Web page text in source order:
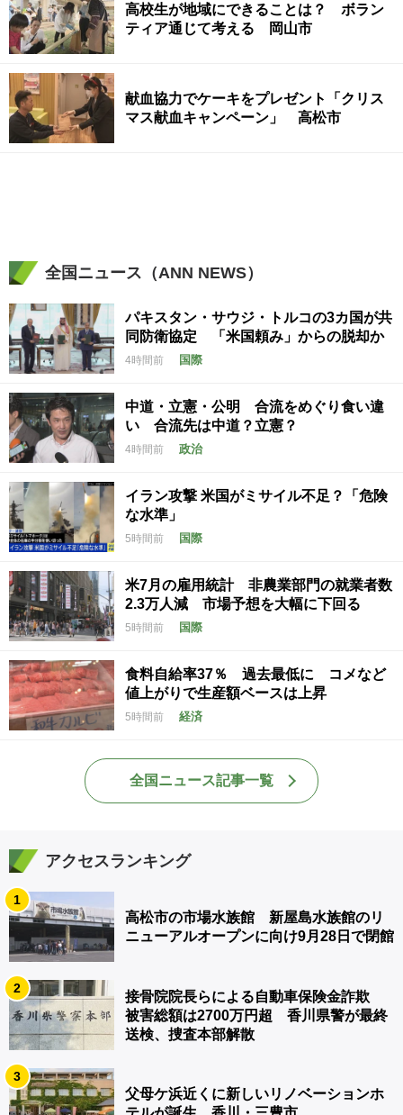
高校生が地域にできることは？ ボラン
ティア通じて考える 岡山市
献血協力でケーキをプレゼント「クリス
マス献血キャンペーン」 高松市
全国ニュース（ANN NEWS）
パキスタン・サウジ・トルコの3カ国が共
同防衛協定 「米国頼み」からの脱却か
4時間前 国際
中道・立憲・公明 合流をめぐり食い違
い 合流先は中道？立憲？
4時間前 政治
イラン攻撃 米国がミサイル不足？「危険
な水準」
5時間前 国際
米7月の雇用統計 非農業部門の就業者数
2.3万人減 市場予想を大幅に下回る
5時間前 国際
食料自給率37％ 過去最低に コメなど
値上がりで生産額ベースは上昇
5時間前 経済
全国ニュース記事一覧
アクセスランキング
1
高松市の市場水族館 新屋島水族館のリ
ニューアルオープンに向け9月28日で閉館
2
接骨院院長らによる自動車保険金詐欺
被害総額は2700万円超 香川県警が最終
送検、捜査本部解散
3
父母ケ浜近くに新しいリノベーションホ